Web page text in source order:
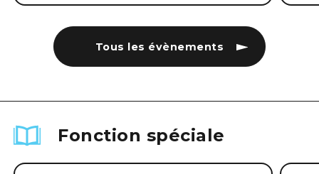
Tous les évènements
Fonction spéciale